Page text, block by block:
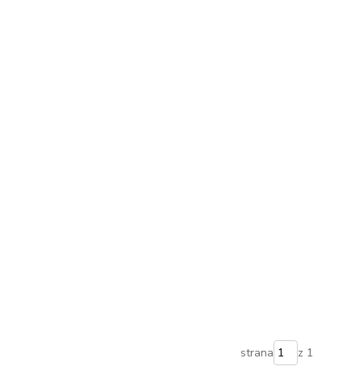
strana z 1